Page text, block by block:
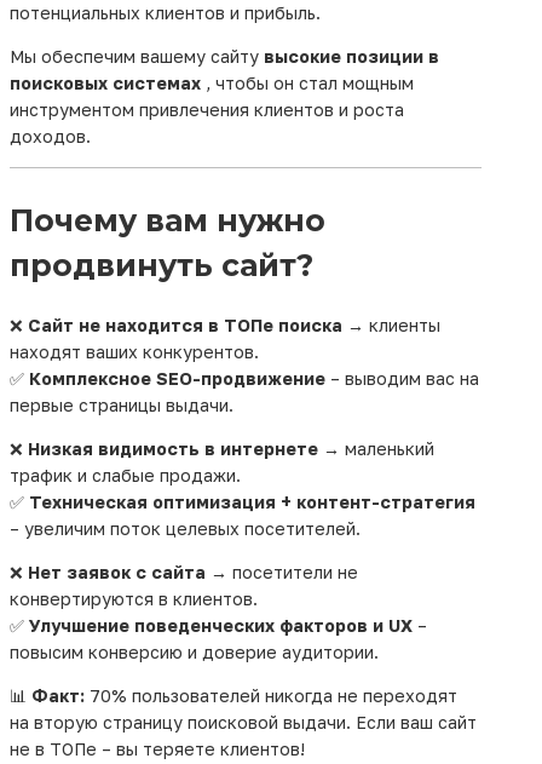
потенциальных клиентов и прибыль.
Мы обеспечим вашему сайту высокие позиции в
поисковых системах , чтобы он стал мощным
инструментом привлечения клиентов и роста
доходов.
Продвижение сайтов в
Бресте от команды
WebSlon
Если вы бизнесмен из Бреста и уже давно поняли,
что без присутствия в интернете ваша компания
теряет клиентов, то, скорее всего,
задумываетесь о
продвижении сайта
просто создания страницы в сети, а именно
вывода вашего ресурса на первые позиции
поисковых систем, где вас увидят тысячи
потенциальных покупателей. Именно этим
занимается команда WebSlon — мы делаем так,
чтобы ваш сайт не только работал, но и приносил
реальную прибыль.
Мы знаем, что в Бресте конкуренция растёт с
каждым днём, и чтобы быть заметным среди
других, нужно больше, чем красивый дизайн или
Почему вам нужно
продвинуть сайт?
❌ Сайт не находится в ТОПе поиска → клиенты
находят ваших конкурентов.
✅ Комплексное SEO-продвижение – выводим вас на
первые страницы выдачи.
❌ Низкая видимость в интернете → маленький
трафик и слабые продажи.
✅ Техническая оптимизация + контент-стратегия
– увеличим поток целевых посетителей.
❌ Нет заявок с сайта → посетители не
конвертируются в клиентов.
✅ Улучшение поведенческих факторов и UX –
повысим конверсию и доверие аудитории.
📊 Факт: 70% пользователей никогда не переходят
на вторую страницу поисковой выдачи. Если ваш сайт
не в ТОПе – вы теряете клиентов!